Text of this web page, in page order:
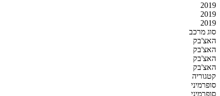
2019
2019
2019
סוג מרכב
האצ'בק
האצ'בק
האצ'בק
האצ'בק
קטגוריה
סופרמיני
סופרמיני